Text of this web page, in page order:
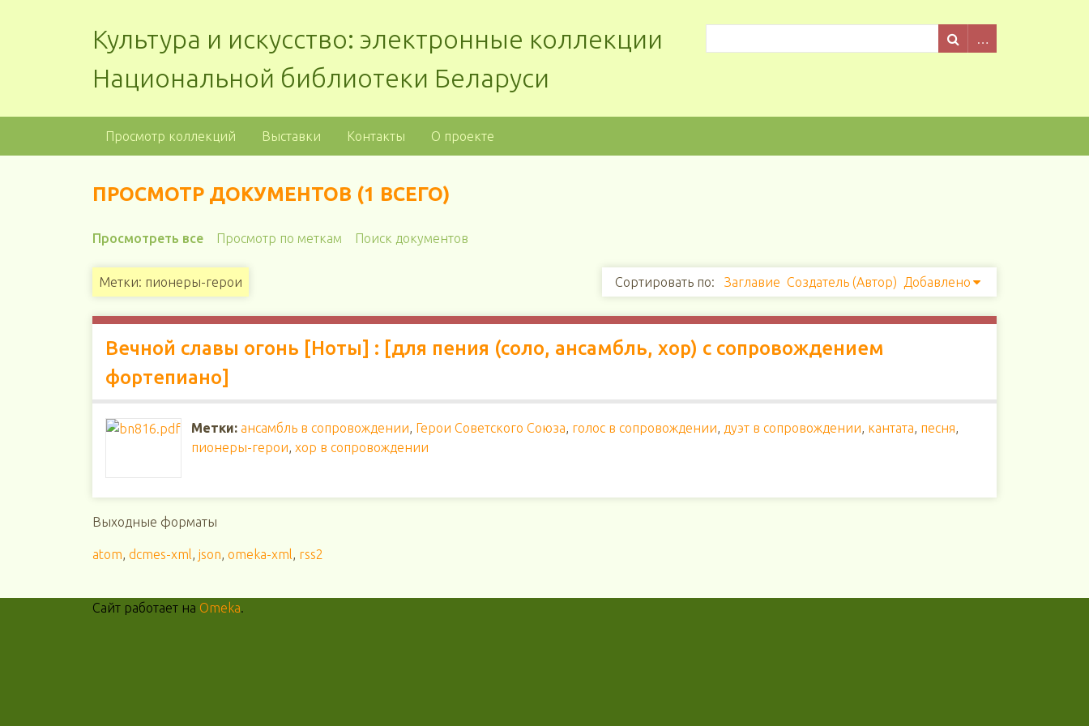
Культура и искусство: электронные коллекции
Национальной библиотеки Беларуси
Просмотр коллекций Выставки Контакты О проекте
ПРОСМОТР ДОКУМЕНТОВ (1 ВСЕГО)
Просмотреть все Просмотр по меткам Поиск документов
Метки: пионеры-герои Сортировать по: Заглавие Создатель (Автор) Добавлено
Вечной славы огонь [Ноты] : [для пения (соло, ансамбль, хор) с сопровождением
фортепиано]
Метки: ансамбль в сопровождении, Герои Советского Союза, голос в сопровождении, дуэт в сопровождении, кантата, песня,
пионеры-герои, хор в сопровождении
Выходные форматы
atom, dcmes-xml, json, omeka-xml, rss2
Сайт работает на Omeka.